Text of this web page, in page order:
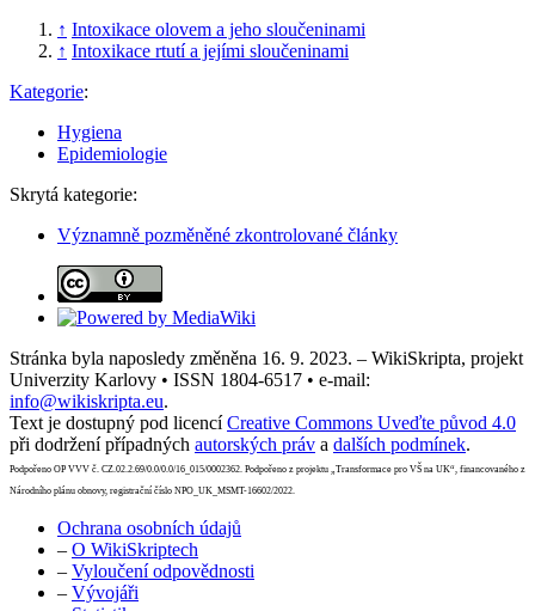
↑ Intoxikace olovem a jeho sloučeninami
↑ Intoxikace rtutí a jejími sloučeninami
Kategorie:
Hygiena
Epidemiologie
Skrytá kategorie:
Významně pozměněné zkontrolované články
Stránka byla naposledy změněna 16. 9. 2023. – WikiSkripta, projekt
Univerzity Karlovy • ISSN 1804-6517 • e-mail:
info@wikiskripta.eu.
Text je dostupný pod licencíCreative Commons Uveďte původ 4.0
při dodržení případných autorských práv a dalších podmínek.
Podpořeno OP VVV č. CZ.02.2.69/0.0/0.0/16_015/0002362. Podpořeno z projektu „Transformace pro VŠ na UK“, financovaného z
Národního plánu obnovy, registrační číslo NPO_UK_MSMT-16602/2022.
Ochrana osobních údajů
– O WikiSkriptech
– Vyloučení odpovědnosti
– Vývojáři